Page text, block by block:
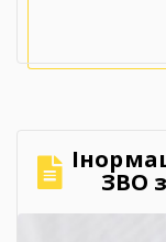
держави часи
незламній
[…]
ЗВО